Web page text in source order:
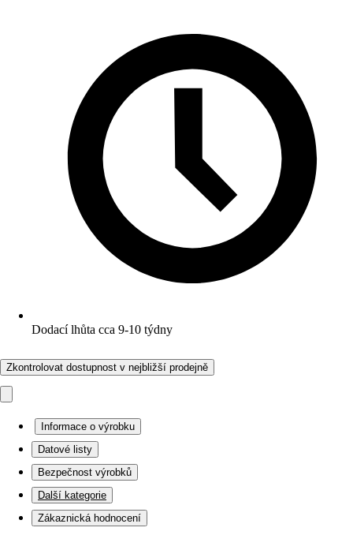
Dodací lhůta cca 9-10 týdny
Zkontrolovat dostupnost v nejbližší prodejně
Informace o výrobku
Datové listy
Bezpečnost výrobků
Další kategorie
Zákaznická hodnocení